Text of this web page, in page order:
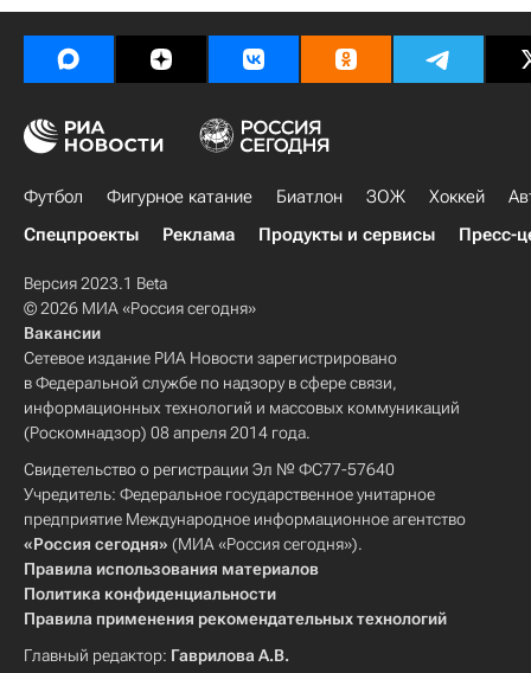
Футбол Фигурное катание Биатлон ЗОЖ Хоккей
Спецпроекты
Реклама Продукты и сервисы Пресс-
Версия 2023.1 Beta
© 2026 МИА «Россия сегодня»
Вакансии
Сетевое издание РИА Новости зарегистрировано
в Федеральной службе по надзору в сфере связи,
информационных технологий и массовых коммуникаций
(Роскомнадзор) 08 апреля 2014 года.
Свидетельство о регистрации Эл № ФС77-57640
Учредитель: Федеральное государственное унитарное
предприятие Международное информационное агентство
«Россия сегодня» (МИА «Россия сегодня»).
Правила использования материалов
Политика конфиденциальности
Правила применения рекомендательных технологий
Главный редактор: Гаврилова А.В.